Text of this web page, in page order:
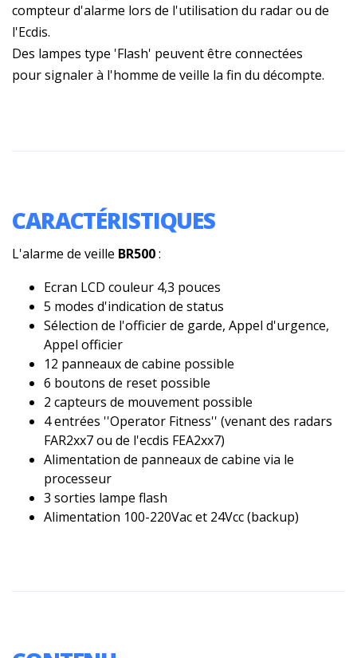
compteur d'alarme lors de l'utilisation du radar ou de
l'Ecdis.
Des lampes type 'Flash' peuvent être connectées
pour signaler à l'homme de veille la fin du décompte.
CARACTÉRISTIQUES
L'alarme de veille BR500:
Ecran LCD couleur 4,3 pouces
5 modes d'indication de status
Sélection de l'officier de garde, Appel d'urgence,
Appel officier
12 panneaux de cabine possible
6 boutons de reset possible
2 capteurs de mouvement possible
4 entrées ''Operator Fitness'' (venant des radars
FAR2xx7 ou de l'ecdis FEA2xx7)
Alimentation de panneaux de cabine via le
processeur
3 sorties lampe flash
Alimentation 100-220Vac et 24Vcc (backup)